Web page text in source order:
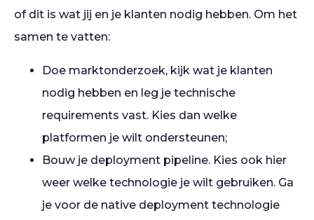
of dit is wat jij en je klanten nodig hebben. Om het
samen te vatten:
Doe marktonderzoek, kijk wat je klanten
nodig hebben en leg je technische
requirements vast. Kies dan welke
platformen je wilt ondersteunen;
Bouw je deployment pipeline. Kies ook hier
weer welke technologie je wilt gebruiken. Ga
je voor de native deployment technologie